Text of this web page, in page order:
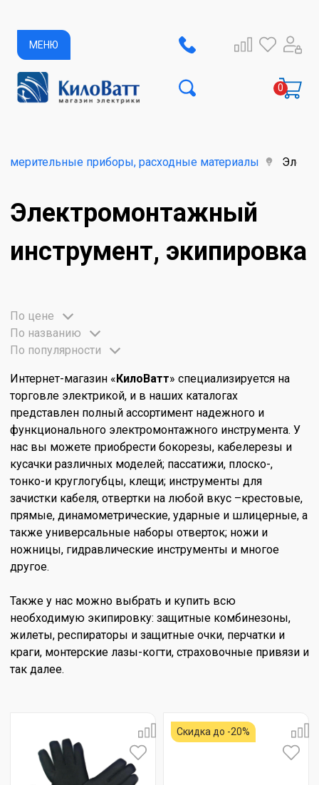
МЕНЮ
приборы, расходные материалы
Электромонтажный
инструмент, экипировка
По цене
По названию
По популярности
Интернет-магазин «КилоВатт» специализируется на
торговле электрикой, и в наших каталогах
представлен полный ассортимент надежного и
функционального электромонтажного инструмента. У
нас вы можете приобрести бокорезы, кабелерезы и
кусачки различных моделей; пассатижи, плоско-,
тонко-и круглогубцы, клещи; инструменты для
зачистки кабеля, отвертки на любой вкус –крестовые,
прямые, динамометрические, ударные и шлицерные, а
также универсальные наборы отверток; ножи и
ножницы, гидравлические инструменты и многое
другое.
Также у нас можно выбрать и купить всю
необходимую экипировку: защитные комбинезоны,
жилеты, респираторы и защитные очки, перчатки и
краги, монтерские лазы-когти, страховочные привязи и
так далее.
Скидка до -20%